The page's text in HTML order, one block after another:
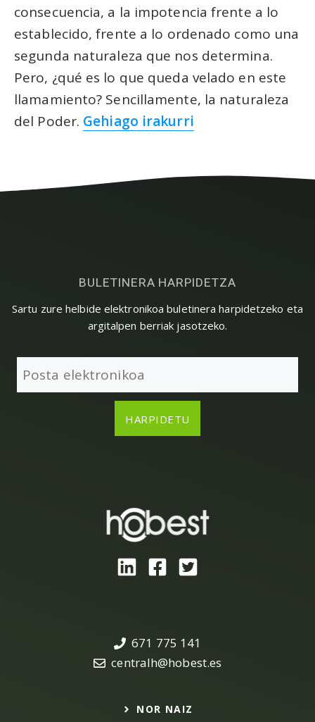
consecuencia, a la impotencia frente a lo
establecido, frente a lo ordenado como una
segunda naturaleza que nos determina.
Pero, ¿qué es lo que queda velado en este
llamamiento? Sencillamente, la naturaleza
del Poder. Gehiago irakurri
BULETINERA HARPIDETZA
Sartu zure helbide elektronikoa buletinera harpidetzeko eta
argitalpen berriak jasotzeko.
671 775 141
centralh@hobest.es
NOR NAIZ